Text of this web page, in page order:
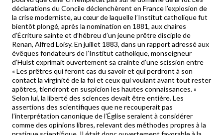
déclarations du Concile déclenchèrent en France l’explosion de
la crise moderniste, au cœur de laquelle l’Institut catholique fut
bientôt plongé, après la nomination en 1881, aux chaires
d’Écriture sainte et d’hébreu d’un jeune prêtre disciple de
Renan, Alfred Loisy. En juillet 1883, dans un rapport adressé aux
évêques fondateurs de l’Institut catholique, monseigneur
d’Hulst exprimait ouvertement sa crainte d’une scission entre
« Les prêtres qui feront cas du savoir et qui perdront à son
contact la virginité de la foi et ceux qui voulant avant tout rester
apôtres, tiendront en suspicion les hautes connaissances. »
Selon lui, la liberté des sciences devait être entière. Les
assertions des scientifiques que ne recouperait pas
l’interprétation canonique de l’Église seraient à considérer
comme des opinions libres, relevant des méthodes propres à la